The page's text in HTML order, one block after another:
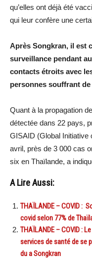
qu’elles ont déjà été
qui leur confère une
Après Songkran, il est
surveillance pendant
contacts étroits avec
personnes souffrant
Quant à la propagation
détectée dans 22 pays,
GISAID (Global Initiative
avril, près de 3 000 cas
six en Thaïlande, a
A Lire Aussi:
THAÏLANDE – COVID :
covid selon 77% de
THAÏLANDE – COVID :
services de santé de se
du a Songkran